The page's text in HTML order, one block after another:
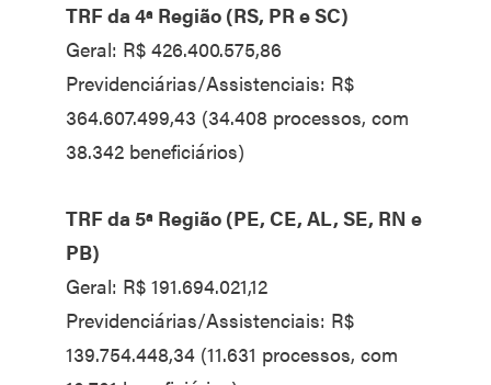
TRF da 4ª Região (RS, PR e SC)
Geral: R$ 426.400.575,86
Previdenciárias/Assistenciais: R$
364.607.499,43 (34.408 processos, com
38.342 beneficiários)
TRF da 5ª Região (PE, CE, AL, SE, RN e
PB)
Geral: R$ 191.694.021,12
Previdenciárias/Assistenciais: R$
139.754.448,34 (11.631 processos, com